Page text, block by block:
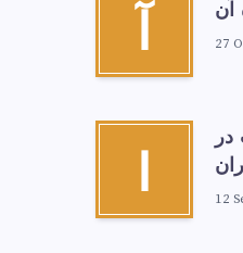
آ
آن
27
ا
در
12